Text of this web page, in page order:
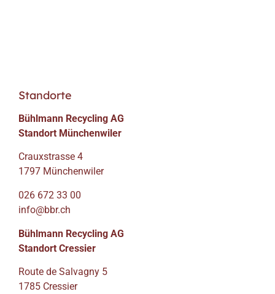
Standorte
Bühlmann Recycling AG
Standort Münchenwiler
Crauxstrasse 4
1797 Münchenwiler
026 672 33 00
info@bbr.ch
Bühlmann Recycling AG
Standort Cressier
Route de Salvagny 5
1785 Cressier